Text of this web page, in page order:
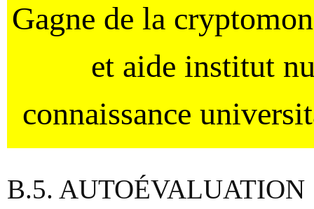
Gagne de la
et aide institut
connaissance
B.5. AUTOÉVALUATION